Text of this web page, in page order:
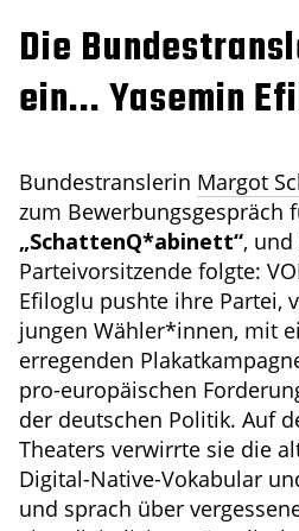
Die
ein... Yasemin
Bundestranslerin Margot
zum Bewerbungsgespräch
„SchattenQ*abinett“,
Parteivorsitzende folgte:
Efiloglu pushte ihre Partei,
jungen Wähler*innen, mit
erregenden
pro-europäischen
der deutschen Politik. Auf
Theaters verwirrte sie die
Digital-Native-Vokabular
und sprach über